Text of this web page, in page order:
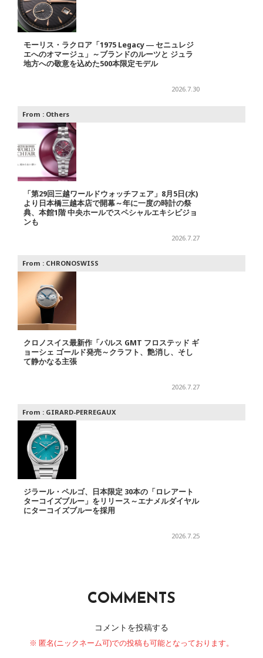
モーリス・ラクロア「1975 Legacy ― セニュレジ
エへのオマージュ」～ブランドのルーツと ジュラ
地方への敬意を込めた500本限定モデル
2026.7.30
From : Others
「第29回三越ワールドウォッチフェア」8月5日(水)
より日本橋三越本店で開幕～年に一度の時計の祭
典、本館1階 中央ホールでスペシャルエキシビジョ
ンも
2026.7.27
From : CHRONOSWISS
クロノスイス最新作「パルス GMT フロステッド ギ
ョーシェ ゴールド発売～クラフト、艶消し、そし
て静かなる主張
2026.7.27
From : GIRARD-PERREGAUX
ジラール・ペルゴ、日本限定 30本の「ロレアート
ターコイズブルー」をリリース～エナメルダイヤル
にターコイズブルーを採用
2026.7.25
COMMENTS
コメントを投稿する
※ 匿名(ニックネーム可)での投稿も可能となっております。